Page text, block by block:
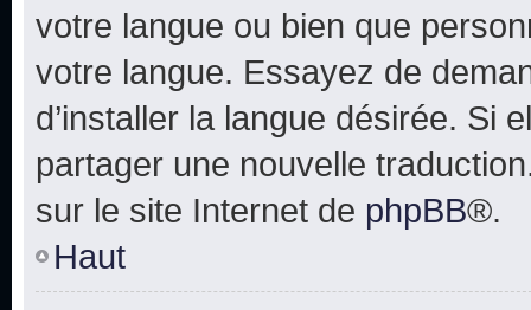
votre langue ou bien que
votre langue. Essayez de
d’installer la langue désirée. Si
partager une nouvelle
sur le site Internet de phpBB®.
Haut